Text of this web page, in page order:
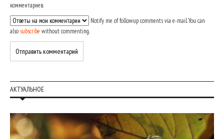
комментариев.
Notify me of followup comments via e-mail. You can
also subscribe without commenting.
АКТУАЛЬНОЕ